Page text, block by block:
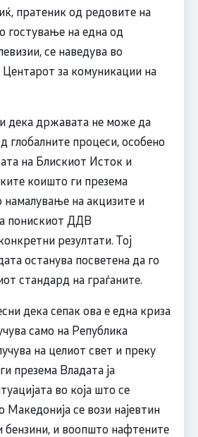
пратеник од редовите на
на една од
се наведува во
за комуникации на
дека државата не може да
глобалните процеси, особено
на Блискиот Исток и
коишто ги презема
намалување на акцизите и
понискиот ДДВ
резултати. Тој
останува посветена да го
стандард на граѓаните.
дека сепак ова е една криза
само на Република
на целиот свет и преку
презема Владата ја
во која што се
Македонија се вози најевтин
бензини, и воопшто нафтените